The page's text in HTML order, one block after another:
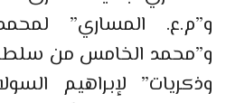
و”م.ع. المساري”
و”محمد الخامس من
وذكريات” لإبراهيم